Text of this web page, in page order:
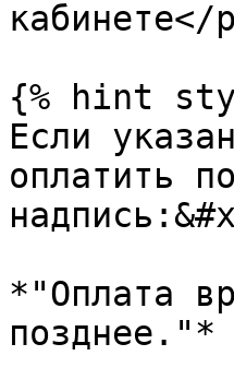
{% hint
Если
оплатить
*"Оплата
позднее."*